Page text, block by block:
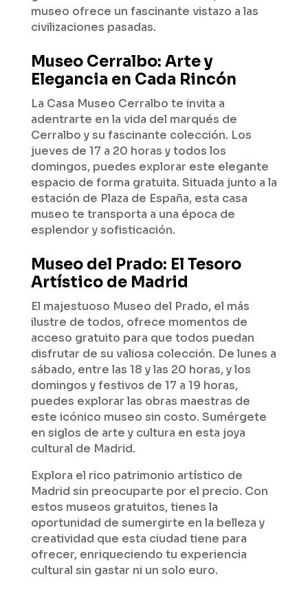
museo ofrece un fascinante vistazo a las
civilizaciones pasadas.
Museo Cerralbo: Arte y
Elegancia en Cada Rincón
La Casa Museo Cerralbo te invita a
adentrarte en la vida del marqués de
Cerralbo y su fascinante colección. Los
jueves de 17 a 20 horas y todos los
domingos, puedes explorar este elegante
espacio de forma gratuita. Situada junto a la
estación de Plaza de España, esta casa
museo te transporta a una época de
esplendor y sofisticación.
Museo del Prado: El Tesoro
Artístico de Madrid
El majestuoso Museo del Prado, el más
ilustre de todos, ofrece momentos de
acceso gratuito para que todos puedan
disfrutar de su valiosa colección. De lunes a
sábado, entre las 18 y las 20 horas, y los
domingos y festivos de 17 a 19 horas,
puedes explorar las obras maestras de
este icónico museo sin costo. Sumérgete
en siglos de arte y cultura en esta joya
cultural de Madrid.
Explora el rico patrimonio artístico de
Madrid sin preocuparte por el precio. Con
estos museos gratuitos, tienes la
oportunidad de sumergirte en la belleza y
creatividad que esta ciudad tiene para
ofrecer, enriqueciendo tu experiencia
cultural sin gastar ni un solo euro.